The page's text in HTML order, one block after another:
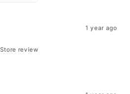
1 year ago
Store review